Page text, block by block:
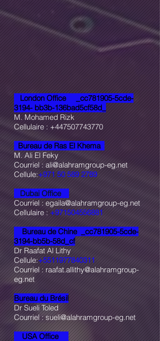
London Office _cc781905-5cde-
3194- bb3b-136bad5cf58d_
M. Mohamed Rizk
Cellulaire :+447507743770
Bureau de Ras El Khema
M. Ali El Feky
Courriel :ali@alahramgroup-eg.net
Cellule:+971 50 589 2789
Dubai Office
Courriel :egaila@alahramgroup-eg.net
Cellulaire :+971504556881
Bureau de Chine _cc781905-5cde-
3194-bb5b-58d_cf
Dr Raafat Al Lithy
Cellule:+5511977840311
Courriel :raafat.allithy@alahramgroup-
eg.net
Bureau du Brésil
Dr Sueli Toled
Courriel :sueli@alahramgroup-eg.net
USA Office